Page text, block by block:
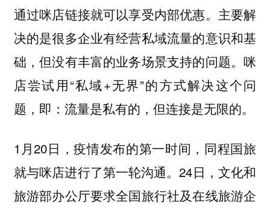
通过咪店链接就可以享受内部优惠。主要解
决的是很多企业有经营私域流量的意识和基
础，但没有丰富的业务场景支持的问题。咪
店尝试用“私域+无界”的方式解决这个问
题，即：流量是私有的，但连接是无限的。
1月20日，疫情发布的第一时间，同程国旅
就与咪店进行了第一轮沟通。24日，文化和
旅游部办公厅要求全国旅行社及在线旅游企